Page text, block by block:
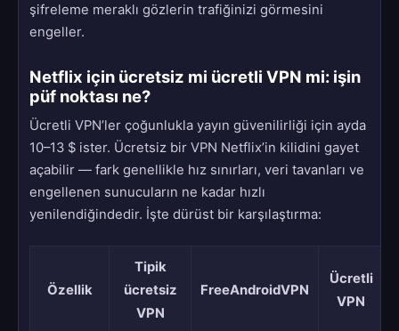
şifreleme meraklı gözlerin trafiğinizi görmesini
engeller.
Netflix için ücretsiz mi ücretli VPN mi: işin
püf noktası ne?
Ücretli VPN’ler çoğunlukla yayın güvenilirliği için ayda
10–13 $ ister. Ücretsiz bir VPN Netflix’in kilidini gayet
açabilir — fark genellikle hız sınırları, veri tavanları ve
engellenen sunucuların ne kadar hızlı
yenilendiğindedir. İşte dürüst bir karşılaştırma:
Özellik
Tipik
ücretsiz
VPN
FreeAndroidVPN
Ücretli
VPN